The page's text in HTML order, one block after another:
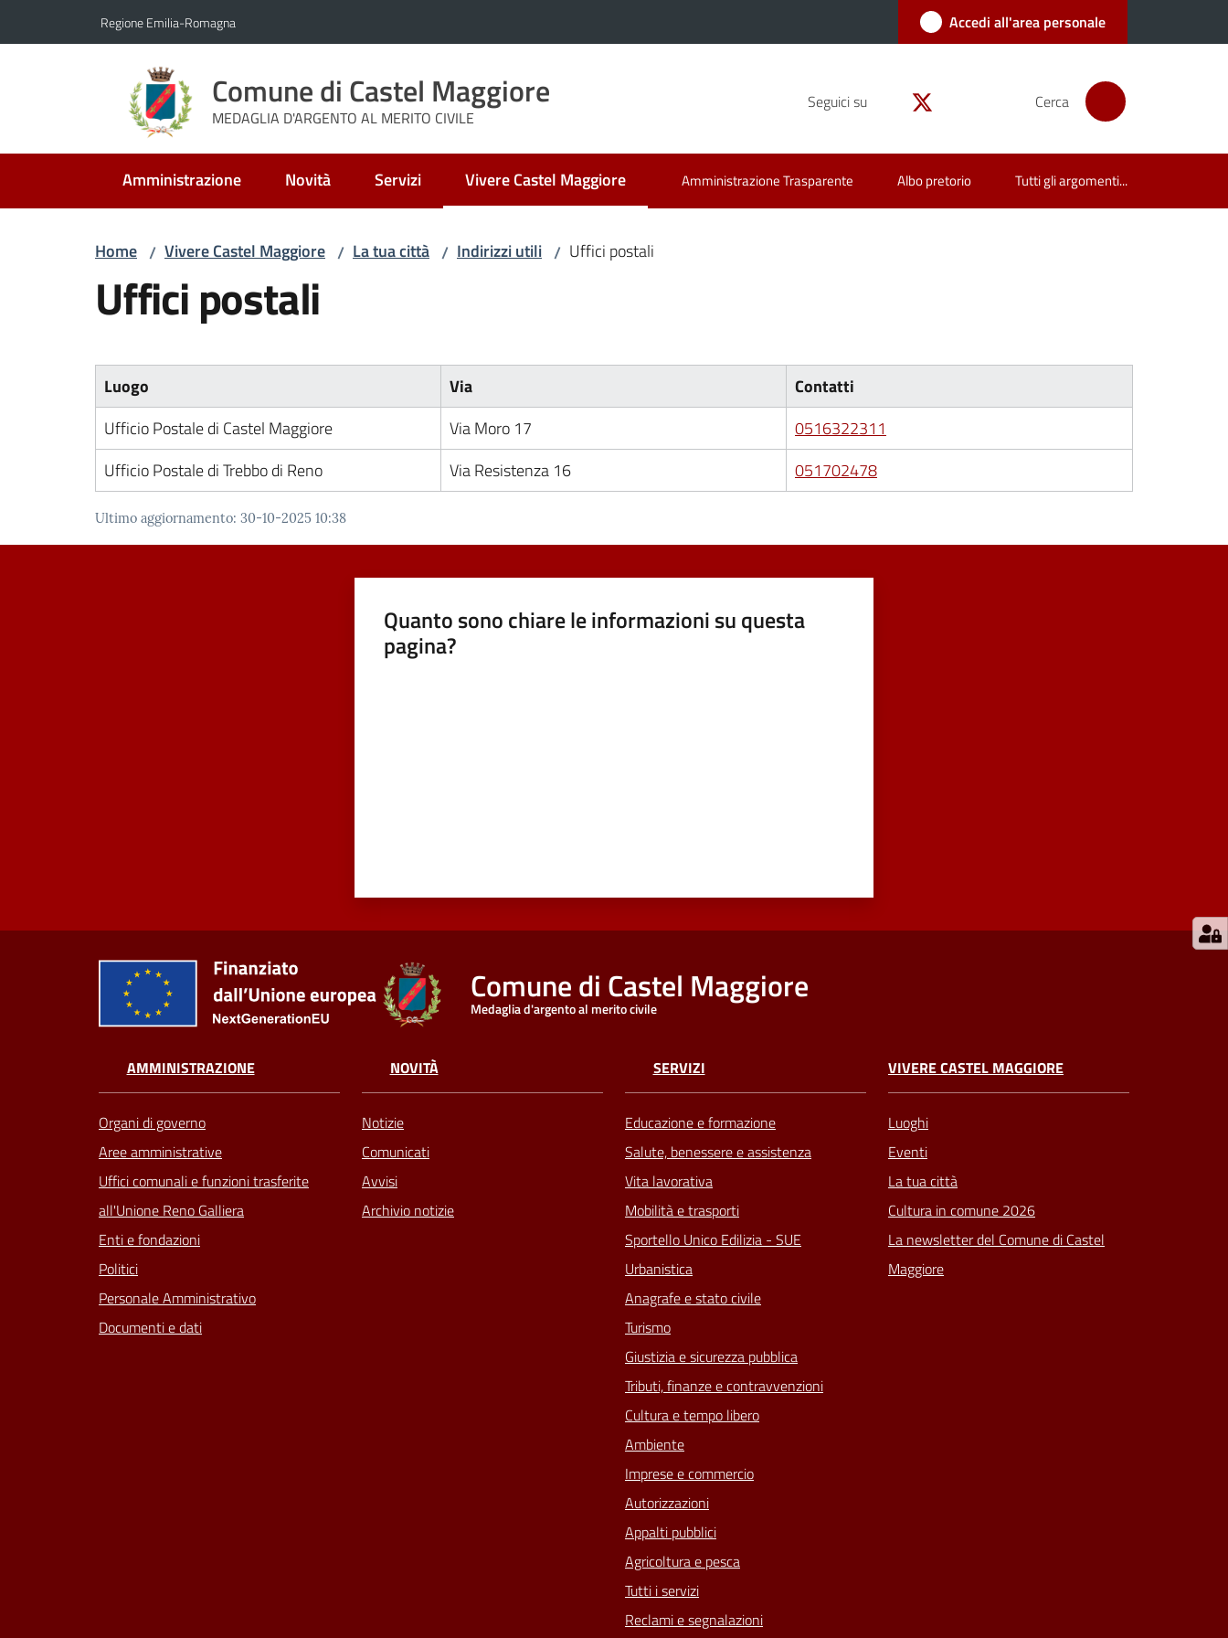
Regione Emilia-Romagna Accedi all'area personale
Comune di Castel Maggiore
MEDAGLIA D'ARGENTO AL MERITO CIVILE
Seguici su Cerca
Amministrazione Novità Servizi Vivere Castel Maggiore
Menu selezionato Amministrazione Trasparente Albo pretorio Tutti gli argomenti...
Home / Vivere Castel Maggiore / La tua città / Indirizzi utili / Uffici postali
Uffici postali
Luogo Via
Contatti
Ufficio Postale di Castel Maggiore
Via Moro 17
0516322311
Ufficio Postale di Trebbo di Reno
Via Resistenza 16 051702478
Ultimo aggiornamento: 30-10-2025 10:38
Quanto sono chiare le informazioni su questa
pagina?
Comune di Castel Maggiore
Medaglia d'argento al merito civile
AMMINISTRAZIONE
Organi di governo
Aree amministrative
Uffici comunali e funzioni trasferite
all'Unione Reno Galliera
Enti e fondazioni
Politici
Personale Amministrativo
Documenti e dati
NOVITÀ
Notizie
Comunicati
Avvisi
Archivio notizie
SERVIZI
Educazione e formazione
Salute, benessere e assistenza
Vita lavorativa
Mobilità e trasporti
Sportello Unico Edilizia - SUE
Urbanistica
Anagrafe e stato civile
Turismo
Giustizia e sicurezza pubblica
Tributi, finanze e contravvenzioni
Cultura e tempo libero
Ambiente
Imprese e commercio
Autorizzazioni
Appalti pubblici
Agricoltura e pesca
Tutti i servizi
Reclami e segnalazioni
VIVERE CASTEL MAGGIORE
Luoghi
Eventi
La tua città
Cultura in comune 2026
La newsletter del Comune di Castel
Maggiore